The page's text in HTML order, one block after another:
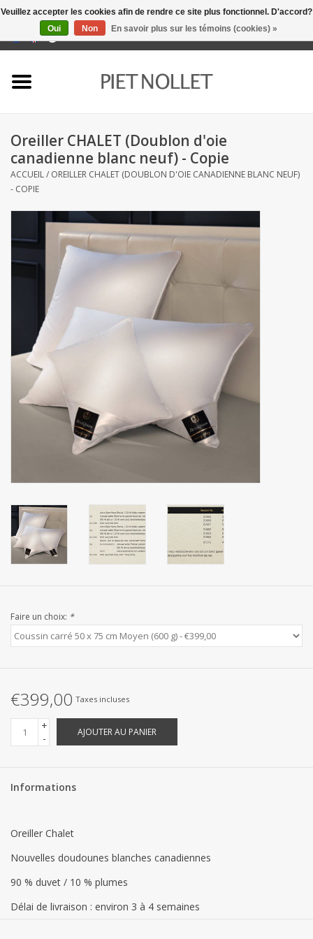
0 Articles - €0,00
serviettes
literie
linge de cuisine
chaussettes
mouchoirs
pull-over
Maison et vêtements de
costume
Tissus au mètre
Linge de Plage
Yacht et voiliers, serviettes
Oreiller CHALET (Doublon d'oie
canadienne blanc neuf) - Copie
ACCUEIL/ OREILLER CHALET (DOUBLON D'OIE CANADIENNE BLANC NEUF)
- COPIE
Faire un choix: *
€399,00 Taxes incluses
+
-
AJOUTER AU PANIER
Informations
Oreiller Chalet
Nouvelles doudounes blanches canadiennes
90 % duvet / 10 % plumes
Délai de livraison : environ 3 à 4 semaines
Veuillez accepter les cookies afin de rendre ce site plus fonctionnel. D'accord?
Oui
Non En savoir plus sur les témoins (cookies) »